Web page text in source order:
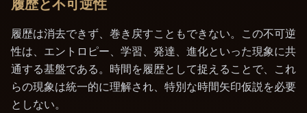
履歴と不可逆性
履歴は消去できず、巻き戻すこともできない。この不可逆
性は、エントロピー、学習、発達、進化といった現象に共
通する基盤である。時間を履歴として捉えることで、これ
らの現象は統一的に理解され、特別な時間矢印仮説を必要
としない。